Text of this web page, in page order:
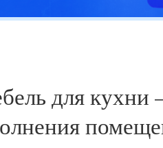
для кухни